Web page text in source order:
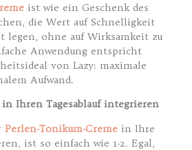
ist wie ein Geschenk des
die Wert auf Schnelligkeit
legen, ohne auf Wirksamkeit zu
Anwendung entspricht
von Lazy: maximale
Aufwand.
Ihren Tagesablauf integrieren
Perlen-Tonikum-Creme in Ihre
ist so einfach wie 1-2. Egal,